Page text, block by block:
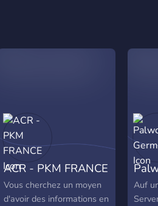
ACR - PKM FRANCE
Vous cherchez un moyen
d'avoir des informations en
Auf